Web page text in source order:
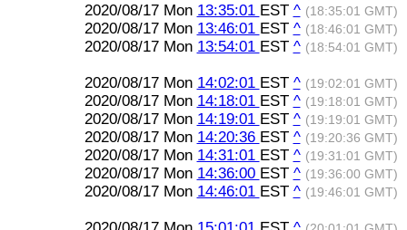
2020/08/17 Mon 13:35:01 EST ^ (18:35:01 GMT)
2020/08/17 Mon 13:46:01 EST ^ (18:46:01 GMT)
2020/08/17 Mon 13:54:01 EST ^ (18:54:01 GMT)
2020/08/17 Mon 14:02:01 EST ^ (19:02:01 GMT)
2020/08/17 Mon 14:18:01 EST ^ (19:18:01 GMT)
2020/08/17 Mon 14:19:01 EST ^ (19:19:01 GMT)
2020/08/17 Mon 14:20:36 EST ^ (19:20:36 GMT)
2020/08/17 Mon 14:31:01 EST ^ (19:31:01 GMT)
2020/08/17 Mon 14:36:00 EST ^ (19:36:00 GMT)
2020/08/17 Mon 14:46:01 EST ^ (19:46:01 GMT)